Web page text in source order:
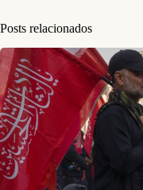
Posts relacionados